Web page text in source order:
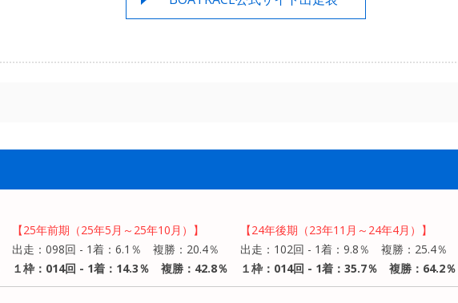
【25年前期（25年5月～25年10月）】
出走：098回 - 1着：6.1％ 複勝：20.4％
１枠：014回 - 1着：14.3％ 複勝：42.8％
【24年後期（23年11月～24年4月）】
出走：102回 - 1着：9.8％ 複勝：25.4％
１枠：014回 - 1着：35.7％ 複勝：64.2％